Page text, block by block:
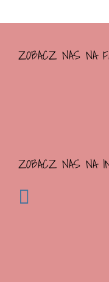
ZOBACZ NAS NA
ZOBACZ NAS NA